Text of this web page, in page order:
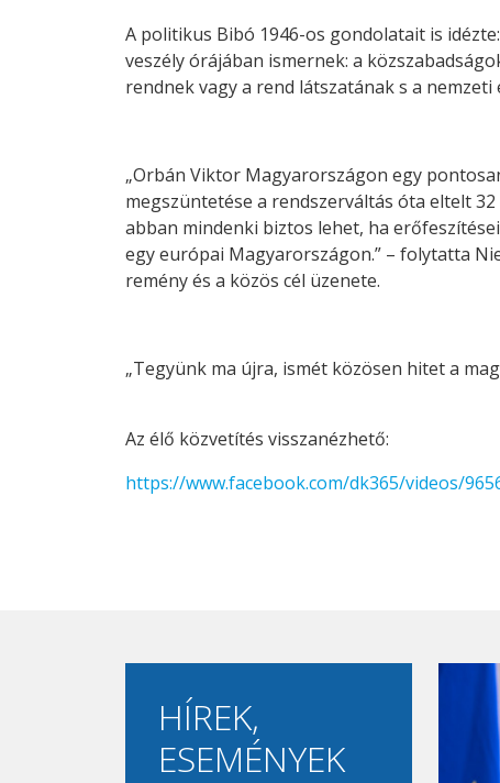
A politikus Bibó 1946-os gondolatait is
veszély órájában ismernek: a
rendnek vagy a rend látszatának s a
„Orbán Viktor Magyarországon egy
megszüntetése a rendszerváltás óta eltelt
abban mindenki biztos lehet, ha
egy európai Magyarországon.” – folytatta
remény és a közös cél üzenete.
„Tegyünk ma újra, ismét közösen hitet a
Az élő közvetítés visszanézhető:
https://www.facebook.com/dk365/videos/
HÍREK,
ESEMÉNYEK